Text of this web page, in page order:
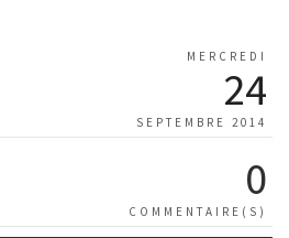
MERCREDI
24
SEPTEMBRE 2014
0
COMMENTAIRE(S)